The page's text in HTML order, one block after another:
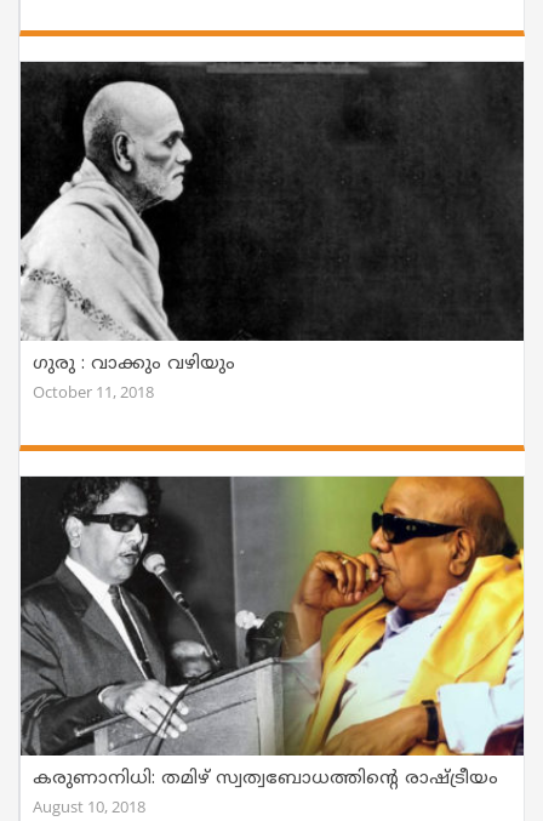
ഗുരു : വാക്കും വഴിയും
October 11, 2018
കരുണാനിധി: തമിഴ് സ്വത്വബോധത്തിന്റെ രാഷ്ട്രീയം
August 10, 2018